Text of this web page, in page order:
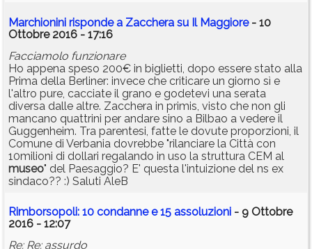
Marchionini risponde a Zacchera su Il Maggiore- 10
Ottobre 2016 - 17:16
Facciamolo funzionare
Ho appena speso 200€ in biglietti, dopo essere stato alla
Prima della Berliner: invece che criticare un giorno sì e
l'altro pure, cacciate il grano e godetevi una serata
diversa dalle altre. Zacchera in primis, visto che non gli
mancano quattrini per andare sino a Bilbao a vedere il
Guggenheim. Tra parentesi, fatte le dovute proporzioni, il
Comune di Verbania dovrebbe "rilanciare la Città con
10milioni di dollari regalando in uso la struttura CEM al
museo" del Paesaggio? E' questa l'intuizione del ns ex
sindaco?? :) Saluti AleB
Rimborsopoli: 10 condanne e 15 assoluzioni - 9 Ottobre
2016 - 12:07
Re: Re: assurdo